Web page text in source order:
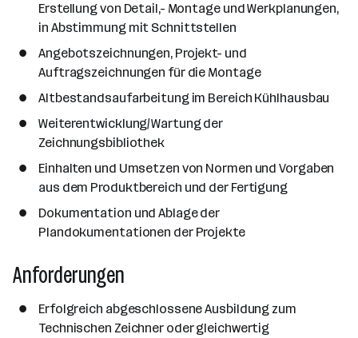
a
Erstellung von Detail,- Montage und Werkplanungen,
in Abstimmung mit Schnittstellen
Angebotszeichnungen, Projekt- und
Auftragszeichnungen für die Montage
Altbestandsaufarbeitung im Bereich Kühlhausbau
Weiterentwicklung/Wartung der
Zeichnungsbibliothek
Einhalten und Umsetzen von Normen und Vorgaben
aus dem Produktbereich und der Fertigung
Dokumentation und Ablage der
Plandokumentationen der Projekte
Anforderungen
Erfolgreich abgeschlossene Ausbildung zum
Technischen Zeichner oder gleichwertig